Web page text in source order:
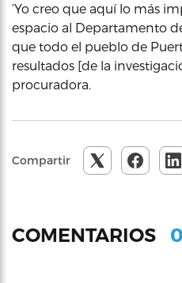
‘Yo creo que aquí lo más
espacio al Departamento
que todo el pueblo de
resultados [de la
procuradora.
Compartir
COMENTARIOS 0